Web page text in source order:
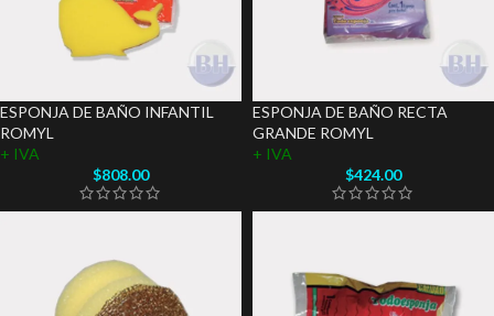
ESPONJA DE BAÑO INFANTIL
ROMYL
+ IVA
$808.00
ESPONJA DE BAÑO RECTA
GRANDE ROMYL
+ IVA
$424.00